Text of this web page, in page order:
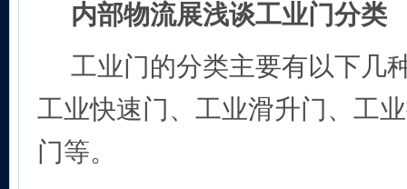
内部物流展浅谈工业门分类
工业门的分类主要有以下几
工业快速门、工业滑升门、工
门等。